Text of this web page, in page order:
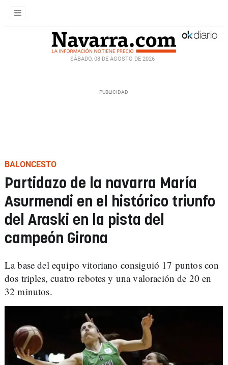
SÁBADO, 08 DE AGOSTO DE 2026
BALONCESTO
Partidazo de la navarra María
Asurmendi en el histórico triunfo
del Araski en la pista del
campeón Girona
La base del equipo vitoriano consiguió 17 puntos con
dos triples, cuatro rebotes y una valoración de 20 en
32 minutos.